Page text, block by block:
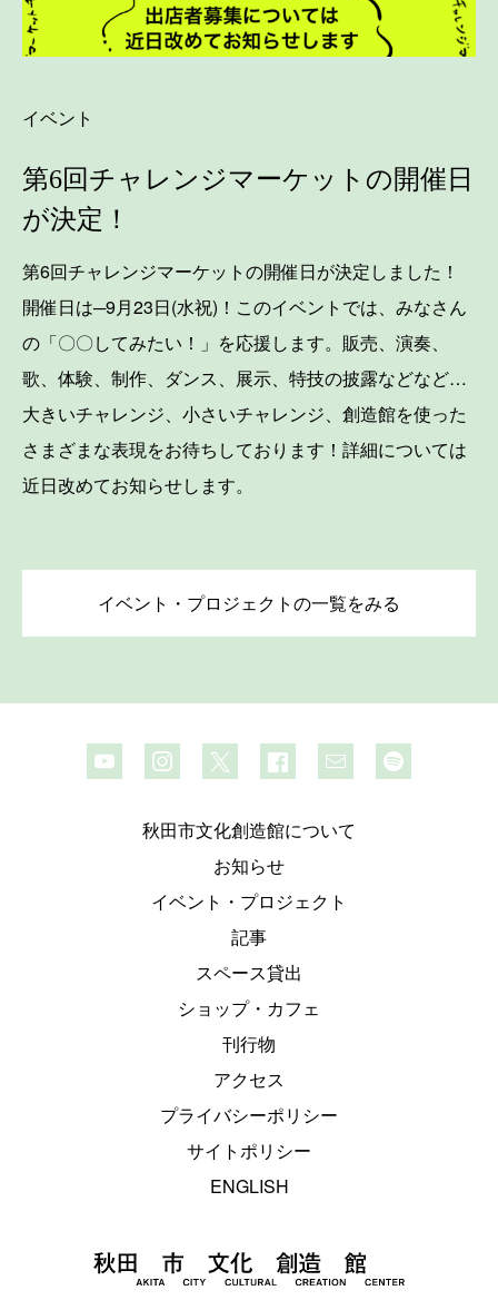
イベント
第6回チャレンジマーケットの開催日
が決定！
第6回チャレンジマーケットの開催日が決定しました！
開催日は─9月23日(水祝)！このイベントでは、みなさん
の「〇〇してみたい！」を応援します。販売、演奏、
歌、体験、制作、ダンス、展示、特技の披露などなど…
大きいチャレンジ、小さいチャレンジ、創造館を使った
さまざまな表現をお待ちしております！詳細については
近日改めてお知らせします。
イベント・プロジェクトの一覧をみる
秋田市文化創造館について
お知らせ
イベント・プロジェクト
記事
スペース貸出
ショップ・カフェ
刊行物
アクセス
プライバシーポリシー
サイトポリシー
ENGLISH